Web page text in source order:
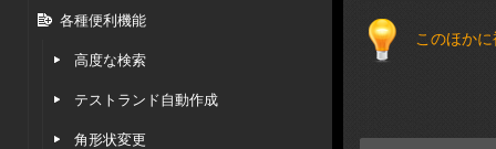
各種便利機能
高度な検索
テストランド自動作成
角形状変更
このほか